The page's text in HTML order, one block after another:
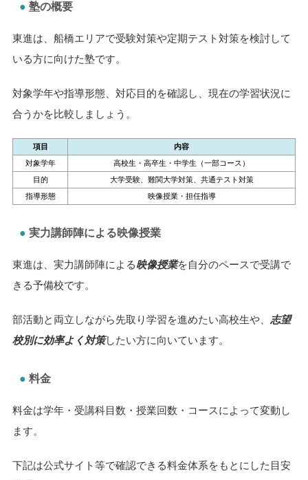
塾の概要
東進は、船橋エリアで受験対策や定期テスト対策を検討して
いる方に向けた塾です。
対象学年や指導形態、対応目的を確認し、現在の学習状況に
合うかを比較しましょう。
項目
内容
対象学年
高校生・高卒生・中学生（一部コース）
目的
大学受験、難関大学対策、共通テスト対策
指導形態
映像授業・担任指導
実力講師陣による映像授業
東進は、実力講師陣による映像授業を自分のペースで受講で
きる予備校です。
部活動と両立しながら先取り学習を進めたい高校生や、 志望
校別に効率よく対策したい方に向いています。
料金
料金は学年・受講科目数・授業回数・コースによって変動し
ます。
下記は公式サイト等で確認できる料金体系をもとにした目安